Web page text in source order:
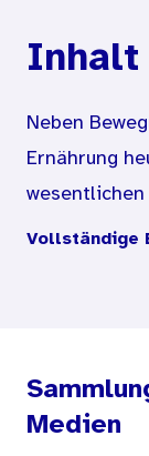
Inhalt
Neben
Ernährung
Gleichzeitig
Vollständige
Medien